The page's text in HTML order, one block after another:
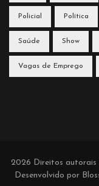
Policial Política
Saúde Show
Vagas de Emprego
2026 Direitos autorais
Desenvolvido por